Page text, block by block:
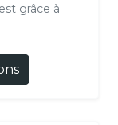
grâce à